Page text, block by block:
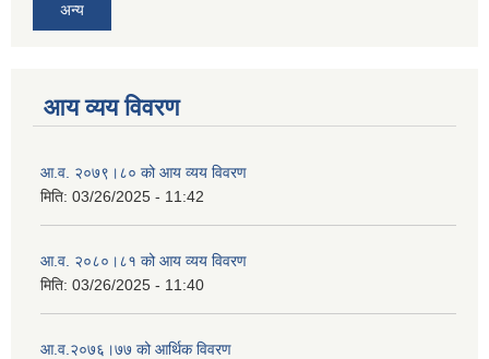
अन्य
आय व्यय विवरण
आ.व. २०७९।८० को आय व्यय विवरण
मिति: 03/26/2025 - 11:42
आ.व. २०८०।८१ को आय व्यय विवरण
मिति: 03/26/2025 - 11:40
आ.व.२०७६।७७ को आर्थिक विवरण